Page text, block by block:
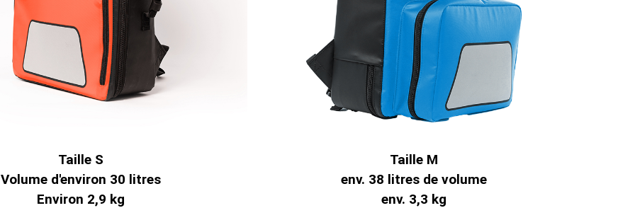
Taille S
Volume d'environ 30 litres
Environ 2,9 kg
Taille M
env. 38 litres de volume
env. 3,3 kg